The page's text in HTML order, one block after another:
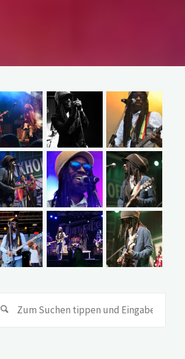
Suchen